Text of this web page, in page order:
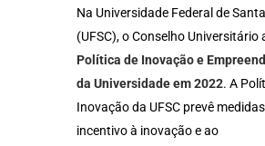
Na Universidade Federal de
(UFSC), o Conselho Universitário
Política de Inovação e
da Universidade em 2022. A
Inovação da UFSC prevê
incentivo à inovação e ao